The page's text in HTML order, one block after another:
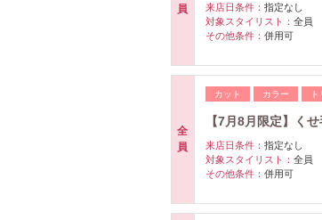
員
来店日条件： 指定なし
対象スタイリスト： 全員
その他条件： 併用可
全
員
カット カラー
【7月8月限定】く
来店日条件： 指定なし
対象スタイリスト： 全員
その他条件： 併用可